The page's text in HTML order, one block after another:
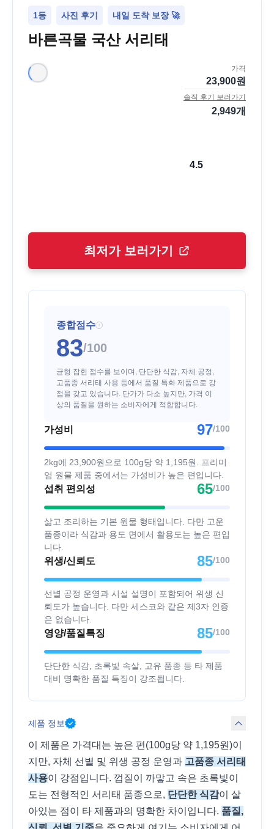
1등 사진 후기 내일 도착 보장 🚀
바른곡물 국산 서리태
가격
23,900원
솔직 후기 보러가기
2,949개
4.5
최저가 보러가기
종합점수 i
83/100
균형 잡힌 점수를 보이며, 단단한 식감, 자체 공정,
고품종 서리태 사용 등에서 품질 특화 제품으로 강
점을 갖고 있습니다. 단가가 다소 높지만, 가격 이
상의 품질을 원하는 소비자에게 적합합니다.
가성비 97/100
2kg에 23,900원으로 100g당 약 1,195원. 프리미
엄 원물 제품 중에서는 가성비가 높은 편입니다.
섭취 편의성 65/100
삶고 조리하는 기본 원물 형태입니다. 다만 고운
품종이라 식감과 용도 면에서 활용도는 높은 편입
니다.
위생/신뢰도 85/100
선별 공정 운영과 시설 설명이 포함되어 위생 신
뢰도가 높습니다. 다만 세스코와 같은 제3자 인증
은 없습니다.
영양/품질특징 85/100
단단한 식감, 초록빛 속살, 고유 품종 등 타 제품
대비 명확한 품질 특징이 강조됩니다.
제품 정보
이 제품은 가격대는 높은 편(100g당 약 1,195원)이
지만, 자체 선별 및 위생 공정 운영과 고품종 서리태
사용이 강점입니다. 껍질이 까맣고 속은 초록빛이
도는 전형적인 서리태 품종으로, 단단한 식감이 살
아있는 점이 타 제품과의 명확한 차이입니다. 품질,